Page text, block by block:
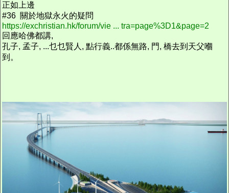
正如上邊
#36 關於地獄永火的疑問
https://exchristian.hk/forum/vie ... tra=page%3D1&page=2
回應哈佛都講,
孔子, 孟子, ...乜乜賢人, 點行義..都係無路, 門, 橋去到天父嗰
到。